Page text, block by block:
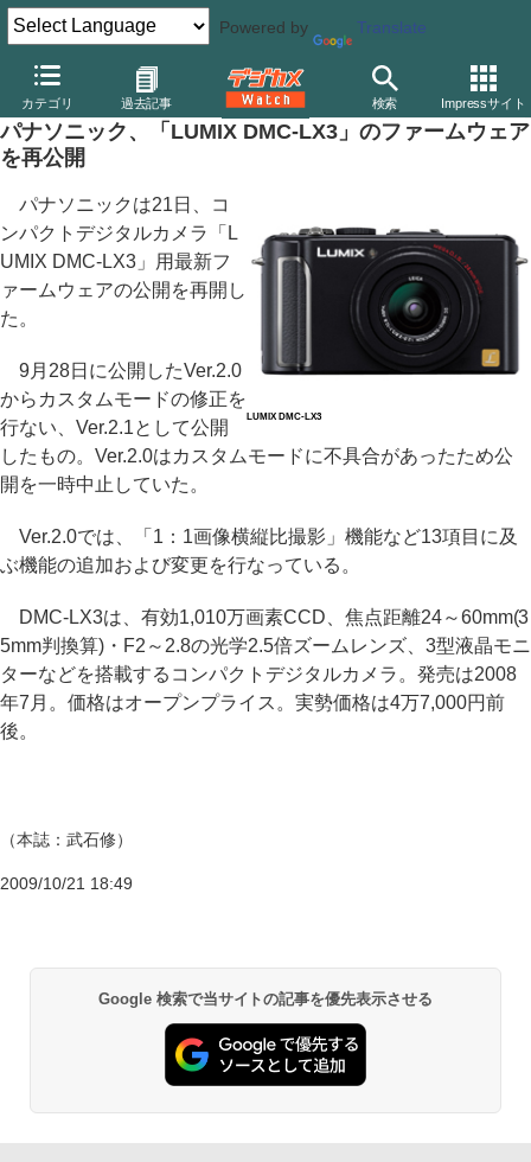
Powered by Translate
カテゴリ 過去記事 検索 Impressサイト
デジカメ Watch カメラ レンズ一体型（コンパクト）カメラ パ
パナソニック、「LUMIX DMC-LX3」のファームウェア
を再公開
LUMIX DMC-LX3
パナソニックは21日、コ
ンパクトデジタルカメラ「L
UMIX DMC-LX3」用最新フ
ァームウェアの公開を再開し
た。
9月28日に公開したVer.2.0
からカスタムモードの修正を
行ない、Ver.2.1として公開
したもの。Ver.2.0はカスタムモードに不具合があったため公
開を一時中止していた。
Ver.2.0では、「1：1画像横縦比撮影」機能など13項目に及
ぶ機能の追加および変更を行なっている。
DMC-LX3は、有効1,010万画素CCD、焦点距離24～60mm(3
5mm判換算)・F2～2.8の光学2.5倍ズームレンズ、3型液晶モニ
ターなどを搭載するコンパクトデジタルカメラ。発売は2008
年7月。価格はオープンプライス。実勢価格は4万7,000円前
後。
（本誌：武石修）
2009/10/21 18:49
Google 検索で当サイトの記事を優先表示させる